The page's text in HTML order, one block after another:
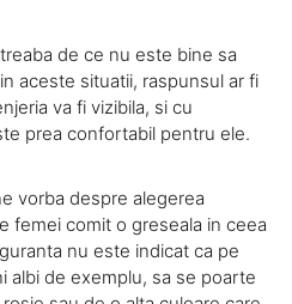
de ce nu este bine sa
aceste situatii, raspunsul ar fi
va fi vizibila, si cu
prea confortabil pentru ele.
vorba despre alegerea
femei comit o greseala in ceea
nu este indicat ca pe
albi de exemplu, sa se poarte